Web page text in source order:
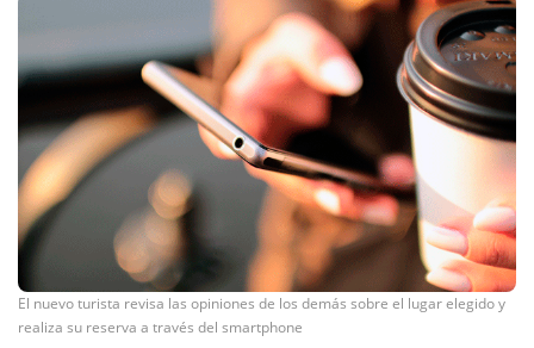
El nuevo turista revisa las opiniones de los demás sobre el lugar elegido y
realiza su reserva a través del smartphone